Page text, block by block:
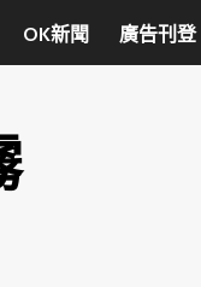
OK新聞 廣告刊登